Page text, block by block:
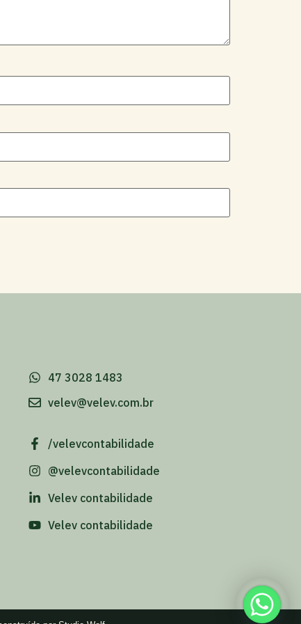
/velevcontabilidade
@velevcontabilidade
Velev contabilidade
Velev contabilidade
47 3028 1483
velev@velev.com.br